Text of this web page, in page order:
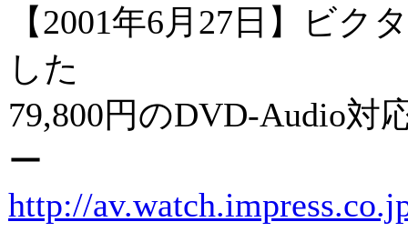
【2001年6月27日】ビク
した
79,800円のDVD-Audio対
ー
http://